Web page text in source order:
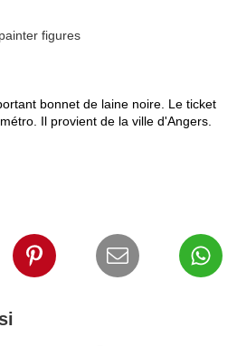
bonnet de laine noire. Le ticket
Il provient de la ville d'Angers.